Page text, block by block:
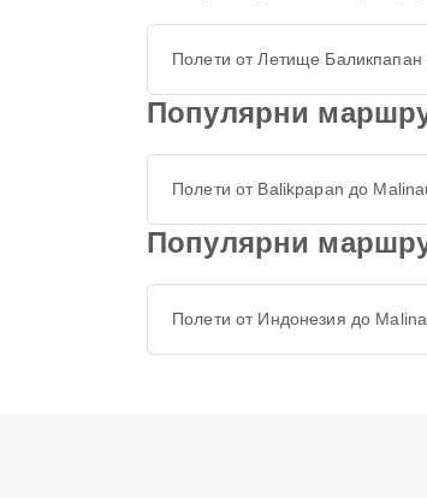
Полети от Летище Баликпапан
Популярни
Полети от Balikpapan до
Популярни
Полети от Индонезия до